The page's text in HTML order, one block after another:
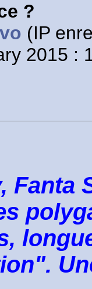
?
(IP
2015 :
Fanta